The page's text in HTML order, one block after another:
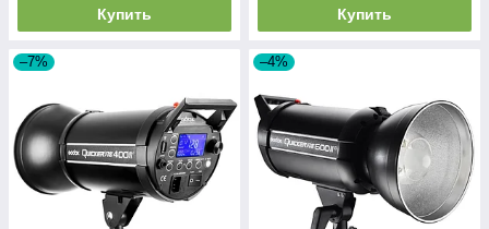
Купить Купить
–7% –4%